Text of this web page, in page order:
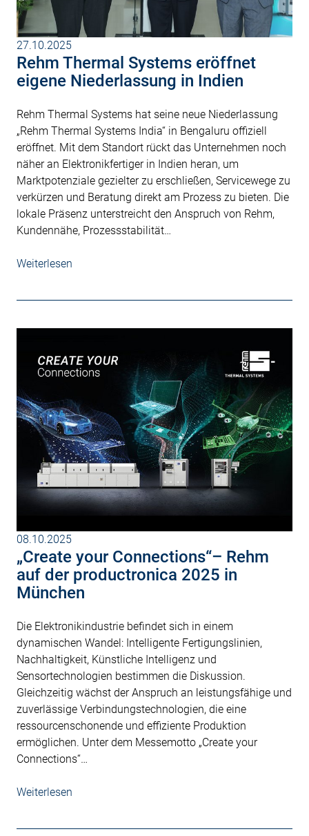
27.10.2025
Rehm Thermal Systems eröffnet
eigene Niederlassung in Indien
Rehm Thermal Systems hat seine neue Niederlassung
„Rehm Thermal Systems India“ in Bengaluru offiziell
eröffnet. Mit dem Standort rückt das Unternehmen noch
näher an Elektronikfertiger in Indien heran, um
Marktpotenziale gezielter zu erschließen, Servicewege zu
verkürzen und Beratung direkt am Prozess zu bieten. Die
lokale Präsenz unterstreicht den Anspruch von Rehm,
Kundennähe, Prozessstabilität…
Weiterlesen
08.10.2025
„Create your Connections“– Rehm
auf der productronica 2025 in
München
Die Elektronikindustrie befindet sich in einem
dynamischen Wandel: Intelligente Fertigungslinien,
Nachhaltigkeit, Künstliche Intelligenz und
Sensortechnologien bestimmen die Diskussion.
Gleichzeitig wächst der Anspruch an leistungsfähige und
zuverlässige Verbindungstechnologien, die eine
ressourcenschonende und effiziente Produktion
ermöglichen. Unter dem Messemotto „Create your
Connections“…
Weiterlesen